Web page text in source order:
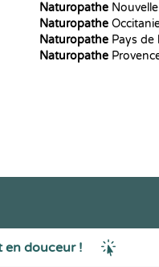
Naturopathe
Naturopathe
Naturopathe Pays de
Naturopathe
en douceur !